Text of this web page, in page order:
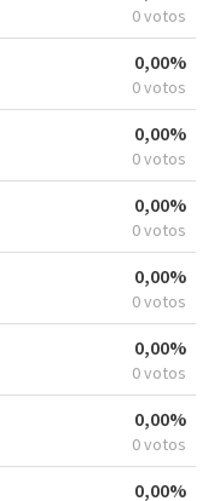
0 votos
0,00%
0 votos
0,00%
0 votos
0,00%
0 votos
0,00%
0 votos
0,00%
0 votos
0,00%
0 votos
0,00%